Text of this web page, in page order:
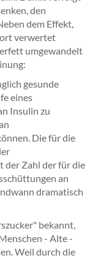
den
dem Effekt,
verwertet
umgewandelt
gesunde
eines
Insulin zu
Die für die
der Zahl der für die
an
dramatisch
bekannt,
- Alte -
Weil durch die